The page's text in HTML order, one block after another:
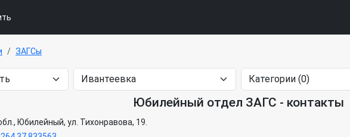
ЗАГСы
Юбилейный отдел ЗАГС - контакты
Юбилейный, ул. Тихонравова, 19.